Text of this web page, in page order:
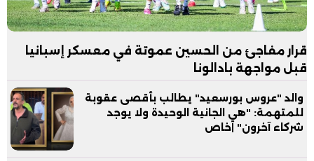
قرار مفاجئ من الحسين عموتة في معسكر إسبانيا
قبل مواجهة بادالونا
والد "عروس بورسعيد" يطالب بأقصى عقوبة
للمتهمة: "هي الجانية الوحيدة ولا يوجد
شركاء آخرون" |خاص